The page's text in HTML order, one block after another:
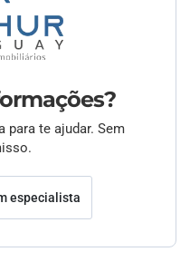
para te ajudar. Sem
especialista